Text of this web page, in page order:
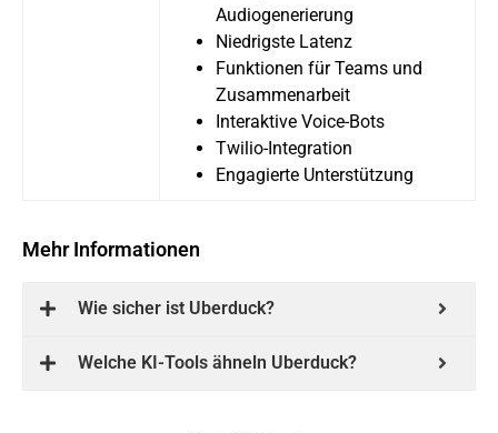
Audiogenerierung
Niedrigste Latenz
Funktionen für Teams und
Zusammenarbeit
Interaktive Voice-Bots
Twilio-Integration
Engagierte Unterstützung
Mehr Informationen
Wie sicher ist Uberduck?
Welche KI-Tools ähneln Uberduck?